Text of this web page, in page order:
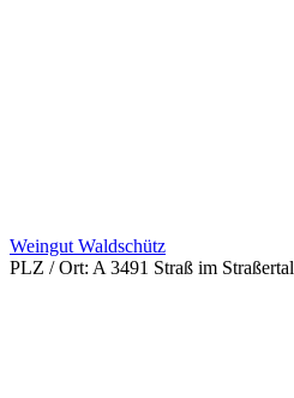
Weingut Waldschütz
PLZ / Ort: A 3491 Straß im Straßertal